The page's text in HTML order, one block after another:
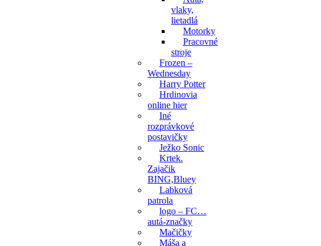
vlaky,
lietadlá
Motorky
Pracovné
stroje
Frozen –
Wednesday
Harry Potter
Hrdinovia
online hier
Iné
rozprávkové
postavičky
Ježko Sonic
Krtek.
Zajačik
BING,Bluey
Labková
patrola
logo – FC…
autá-značky
Mačičky
Máša a